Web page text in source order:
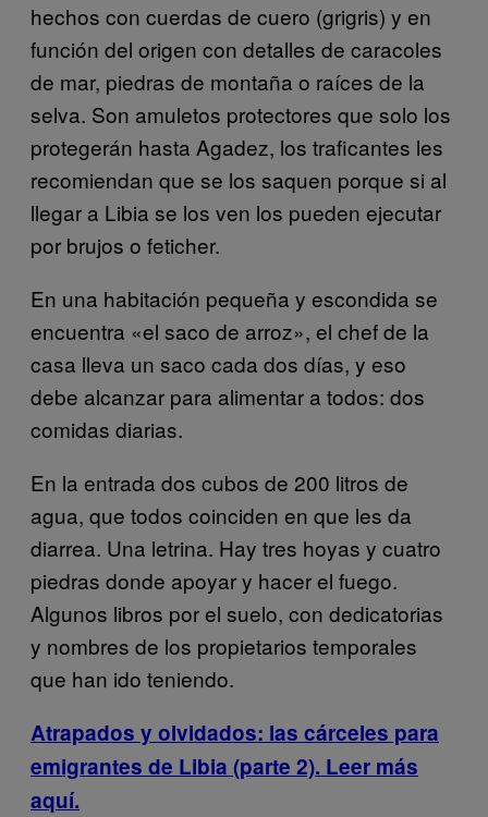
hechos con cuerdas de cuero (grigris) y en
función del origen con detalles de caracoles
de mar, piedras de montaña o raíces de la
selva. Son amuletos protectores que solo los
protegerán hasta Agadez, los traficantes les
recomiendan que se los saquen porque si al
llegar a Libia se los ven los pueden ejecutar
por brujos o feticher.
En una habitación pequeña y escondida se
encuentra «el saco de arroz», el chef de la
casa lleva un saco cada dos días, y eso
debe alcanzar para alimentar a todos: dos
comidas diarias.
En la entrada dos cubos de 200 litros de
agua, que todos coinciden en que les da
diarrea. Una letrina. Hay tres hoyas y cuatro
piedras donde apoyar y hacer el fuego.
Algunos libros por el suelo, con dedicatorias
y nombres de los propietarios temporales
que han ido teniendo.
Atrapados y olvidados: las cárceles para
emigrantes de Libia (parte 2). Leer más
aquí.